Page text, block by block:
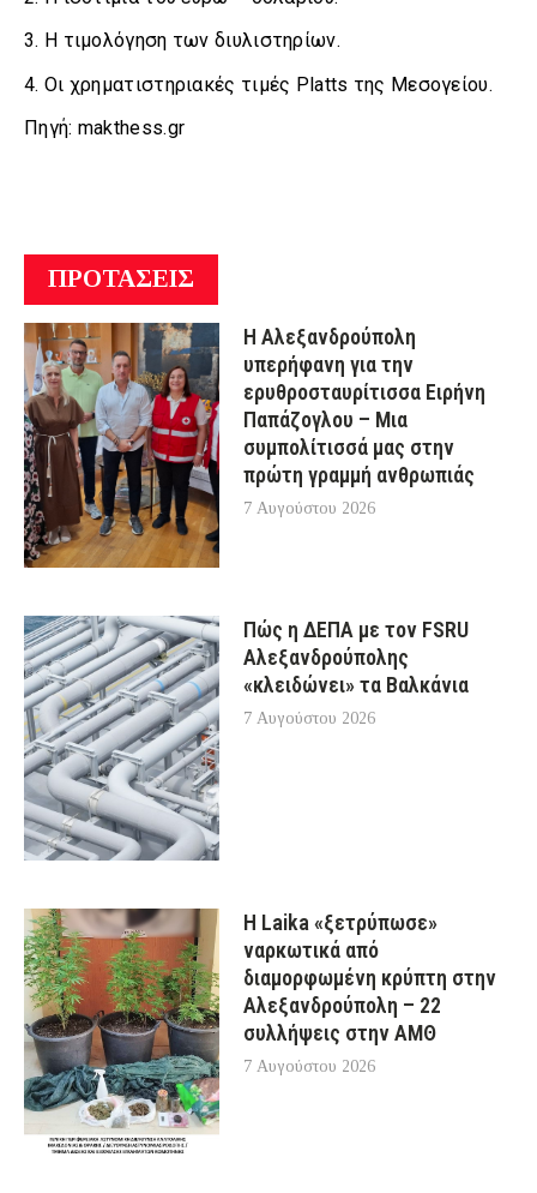
3. Η τιμολόγηση των διυλιστηρίων.
4. Οι χρηματιστηριακές τιμές Platts της Μεσογείου.
Πηγή: makthess.gr
ΠΡΟΤΑΣΕΙΣ
Η Αλεξανδρούπολη
υπερήφανη για την
ερυθροσταυρίτισσα Ειρήνη
Παπάζογλου – Μια
συμπολίτισσά μας στην
πρώτη γραμμή ανθρωπιάς
7 Αυγούστου 2026
Πώς η ΔΕΠΑ με τον FSRU
Αλεξανδρούπολης
«κλειδώνει» τα Βαλκάνια
7 Αυγούστου 2026
Η Laika «ξετρύπωσε»
ναρκωτικά από
διαμορφωμένη κρύπτη στην
Αλεξανδρούπολη – 22
συλλήψεις στην ΑΜΘ
7 Αυγούστου 2026